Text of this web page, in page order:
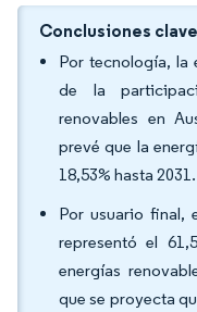
Conclusiones
Por tecnología, la
de la
renovables en
prevé que la
18,53% hasta 2031.
Por usuario final,
representó el
energías
que se proyecta